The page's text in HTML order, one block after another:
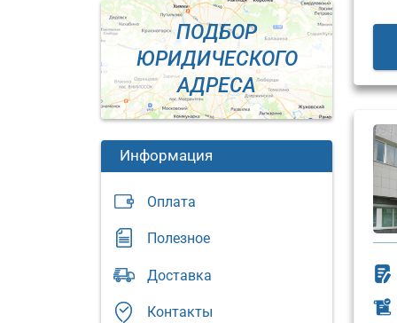
ПОДБОР
ЮРИДИЧЕСКОГО
АДРЕСА
Информация
Оплата
Полезное
Доставка
Контакты
адрес:
Москва,
адрес: